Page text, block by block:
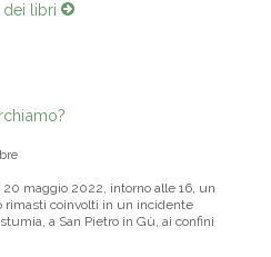
libri
maggio 2022, intorno alle 16, un
rimasti coinvolti in un incidente
a San Pietro in Gù, ai confini